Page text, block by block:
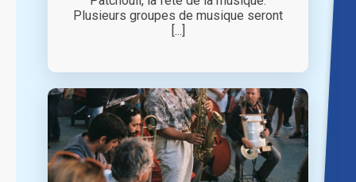
Plusieurs groupes de musique seront
[...]